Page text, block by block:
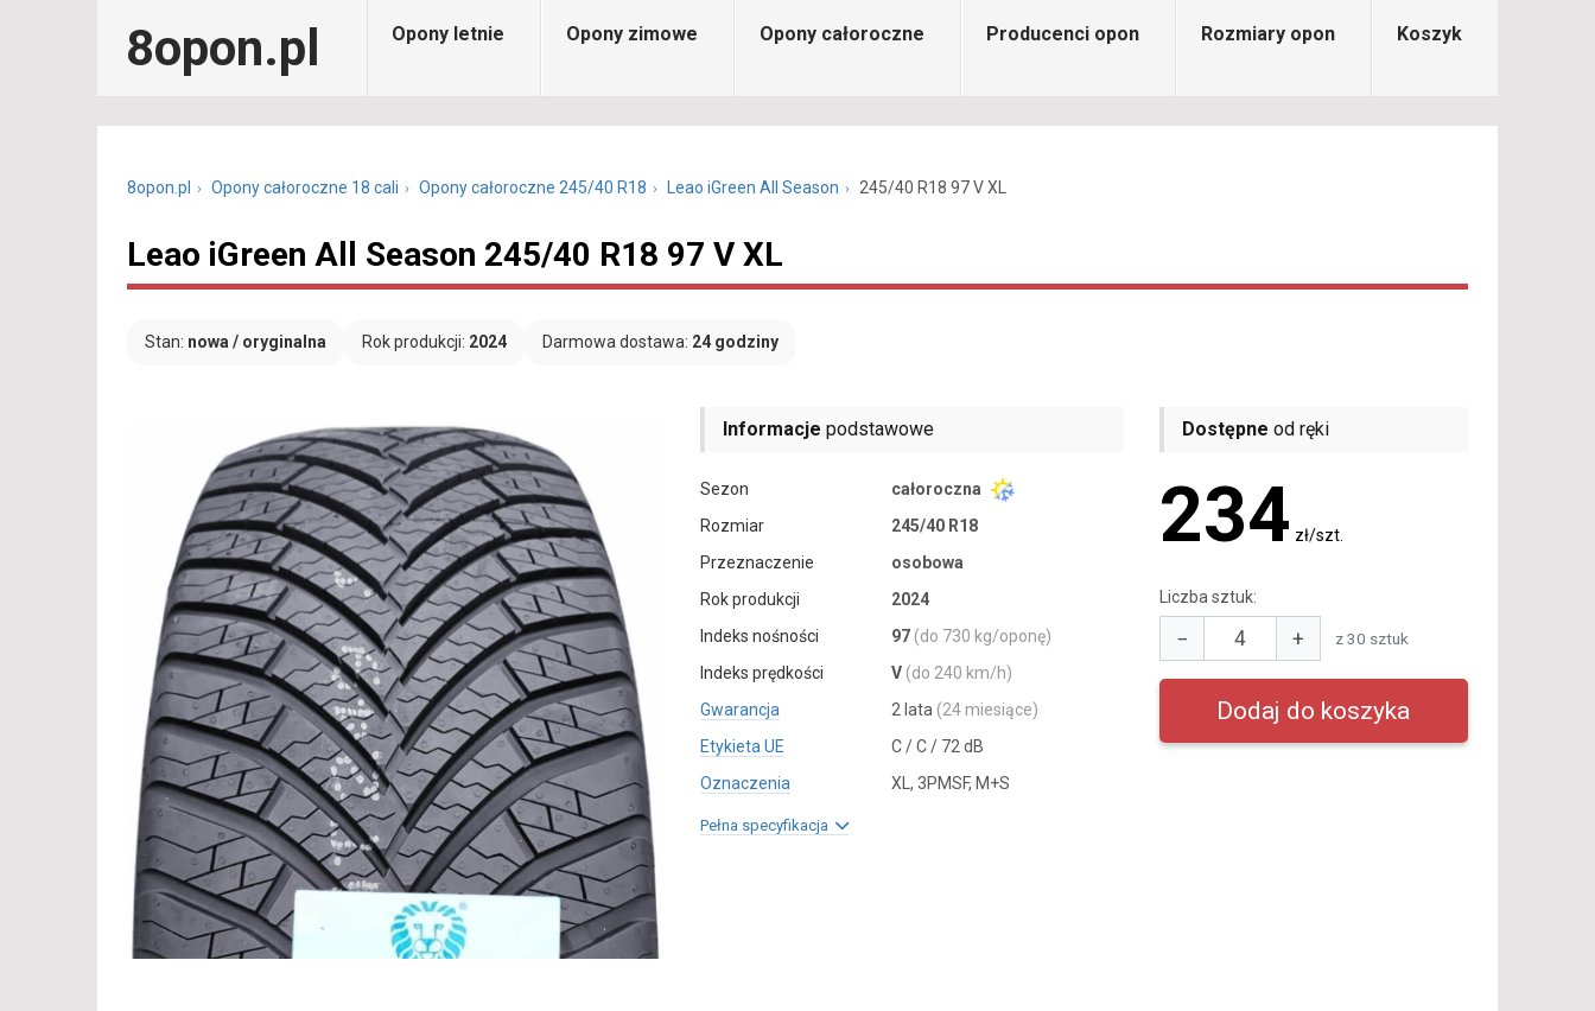
8opon.pl Opony letnie Opony zimowe Opony całoroczne Producenci opon Rozmiary opon Koszyk
8opon.pl Opony całoroczne 18 cali Opony całoroczne 245/40 R18 Leao iGreen All Season 245/40 R18 97 V XL
Leao iGreen All Season 245/40 R18 97 V XL
Stan: nowa / oryginalna Rok produkcji: 2024 Darmowa dostawa: 24 godziny
Informacje podstawowe
Sezon
całoroczna
Rozmiar
245/40 R18
Przeznaczenie
osobowa
Rok produkcji
2024
Indeks nośności
97 (do 730 kg/oponę)
Indeks prędkości
V (do 240 km/h)
Gwarancja
2 lata (24 miesiące)
Etykieta UE
C / C / 72 dB
Oznaczenia
XL, 3PMSF, M+S
Pełna specyfikacja
Dostępne od ręki
234 zł/szt.
Liczba sztuk:
− + z 30 sztuk